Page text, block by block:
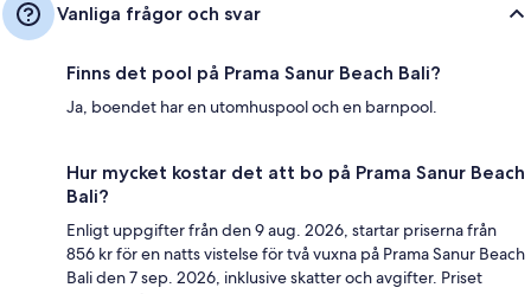
Vanliga frågor och svar
Finns det pool på Prama Sanur Beach Bali?
Ja, boendet har en utomhuspool och en barnpool.
Hur mycket kostar det att bo på Prama Sanur Beach
Bali?
Enligt uppgifter från den 9 aug. 2026, startar priserna från
856 kr för en natts vistelse för två vuxna på Prama Sanur Beach
Bali den 7 sep. 2026, inklusive skatter och avgifter. Priset